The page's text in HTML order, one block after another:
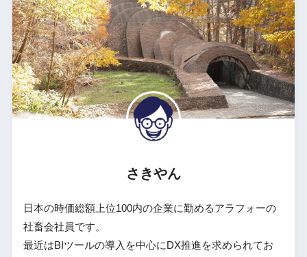
さきやん
日本の時価総額上位100内の企業に勤めるアラフォーの
社畜会社員です。
最近はBIツールの導入を中心にDX推進を求められてお